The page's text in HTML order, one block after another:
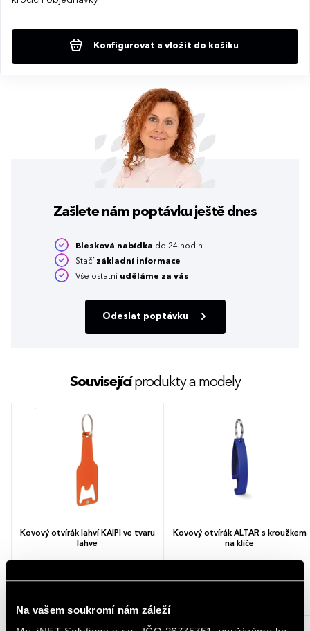
Na vašem soukromí nám záleží
Konfigurovat a vložit do košíku
Zašlete nám poptávku ještě dnes
Blesková nabídka do 24 hodin
Stačí základní informace
Vše ostatní uděláme za vás
Odeslat poptávku
Souvisejícíprodukty a modely
Kovový otvírák lahví KAIPI ve tvaru
lahve
8,93 - 12,71 Kč (s DPH)
Kovový otvírák ALTAR s kroužkem
na klíče